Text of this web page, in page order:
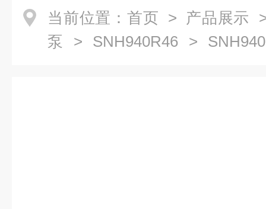
当前位置： 首页 > 产品展示
泵 > SNH940R46 >